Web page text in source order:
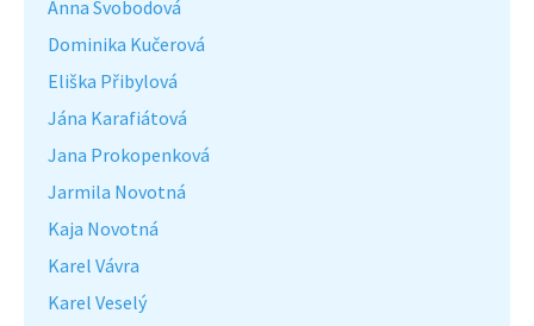
Anna Svobodová
Dominika Kučerová
Eliška Přibylová
Jána Karafiátová
Jana Prokopenková
Jarmila Novotná
Kaja Novotná
Karel Vávra
Karel Veselý